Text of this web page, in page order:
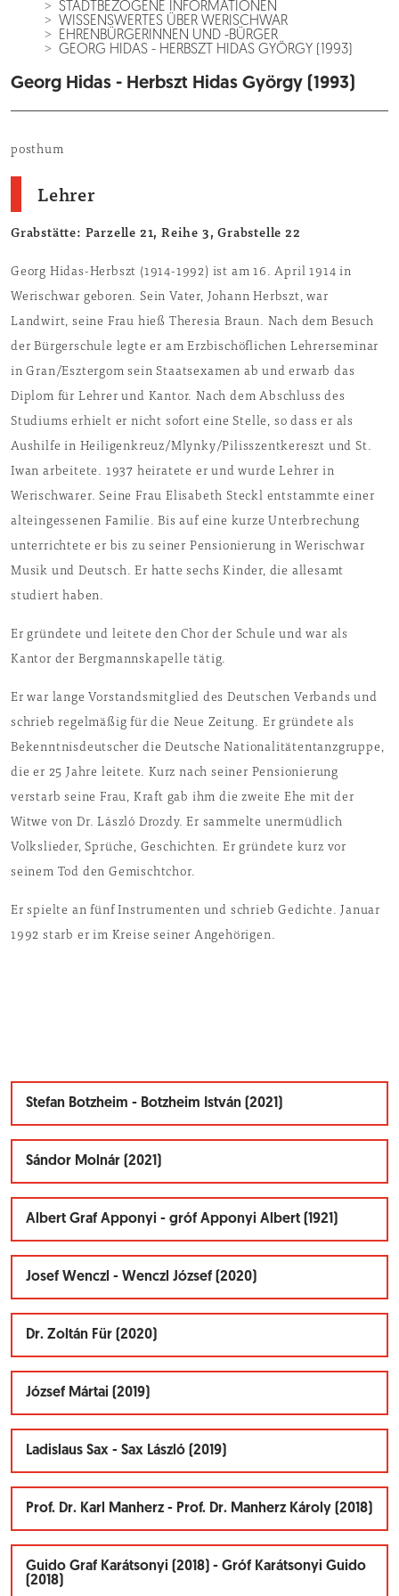
STADTBEZOGENE INFORMATIONEN
WISSENSWERTES ÜBER WERISCHWAR
EHRENBÜRGERINNEN UND -BÜRGER
GEORG HIDAS - HERBSZT HIDAS GYÖRGY (1993)
Georg Hidas - Herbszt Hidas György (1993)
posthum
Lehrer
Grabstätte: Parzelle 21, Reihe 3, Grabstelle 22
Georg Hidas-Herbszt (1914-1992) ist am 16. April 1914 in
Werischwar geboren. Sein Vater, Johann Herbszt, war
Landwirt, seine Frau hieß Theresia Braun. Nach dem Besuch
der Bürgerschule legte er am Erzbischöflichen Lehrerseminar
in Gran/Esztergom sein Staatsexamen ab und erwarb das
Diplom für Lehrer und Kantor. Nach dem Abschluss des
Studiums erhielt er nicht sofort eine Stelle, so dass er als
Aushilfe in Heiligenkreuz/Mlynky/Pilisszentkereszt und St.
Iwan arbeitete. 1937 heiratete er und wurde Lehrer in
Werischwarer. Seine Frau Elisabeth Steckl entstammte einer
alteingessenen Familie. Bis auf eine kurze Unterbrechung
unterrichtete er bis zu seiner Pensionierung in Werischwar
Musik und Deutsch. Er hatte sechs Kinder, die allesamt
studiert haben.
Er gründete und leitete den Chor der Schule und war als
Kantor der Bergmannskapelle tätig.
Er war lange Vorstandsmitglied des Deutschen Verbands und
schrieb regelmäßig für die Neue Zeitung. Er gründete als
Bekenntnisdeutscher die Deutsche Nationalitätentanzgruppe,
die er 25 Jahre leitete. Kurz nach seiner Pensionierung
verstarb seine Frau, Kraft gab ihm die zweite Ehe mit der
Witwe von Dr. László Drozdy. Er sammelte unermüdlich
Volkslieder, Sprüche, Geschichten. Er gründete kurz vor
seinem Tod den Gemischtchor.
Er spielte an fünf Instrumenten und schrieb Gedichte. Januar
1992 starb er im Kreise seiner Angehörigen.
Stefan Botzheim - Botzheim István (2021)
Sándor Molnár (2021)
Albert Graf Apponyi - gróf Apponyi Albert (1921)
Josef Wenczl - Wenczl József (2020)
Dr. Zoltán Für (2020)
József Mártai (2019)
Ladislaus Sax - Sax László (2019)
Prof. Dr. Karl Manherz - Prof. Dr. Manherz Károly (2018)
Guido Graf Karátsonyi (2018) - Gróf Karátsonyi Guido
(2018)